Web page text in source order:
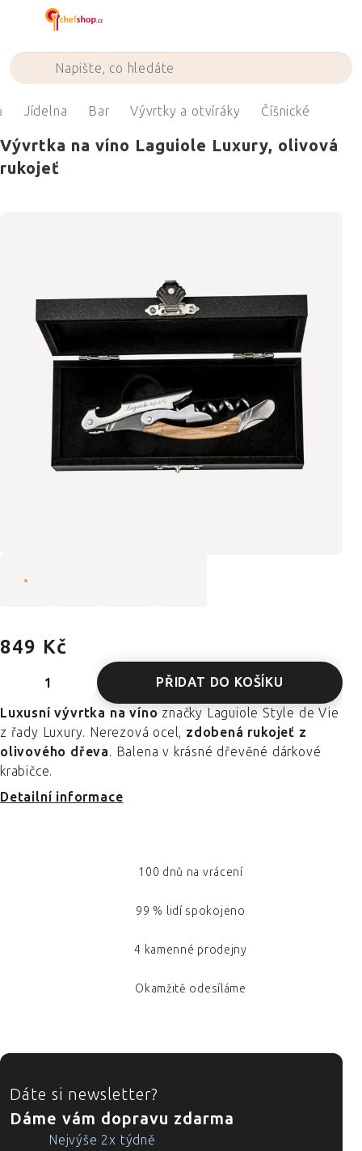
Jídelna Bar Vývrtky a otvíráky Číšnické
Vývrtka na víno Laguiole Luxury, olivová
rukojeť
849 Kč
PŘIDAT DO KOŠÍKU
Luxusní vývrtka na víno značky Laguiole Style de Vie
z řady Luxury. Nerezová ocel, zdobená rukojeť z
olivového dřeva. Balena v krásné dřevěné dárkové
krabičce.
Detailní informace
100 dnů na vrácení
99 % lidí spokojeno
4 kamenné prodejny
Okamžitě odesíláme
ZÁPATÍ
Dáte si newsletter?
Dáme vám dopravu zdarma
Nejvýše 2x týdně